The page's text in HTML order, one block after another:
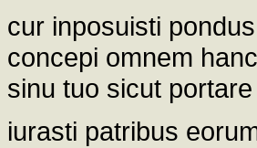
cur inposuisti
concepi omnem
sinu tuo sicut
iurasti patribus